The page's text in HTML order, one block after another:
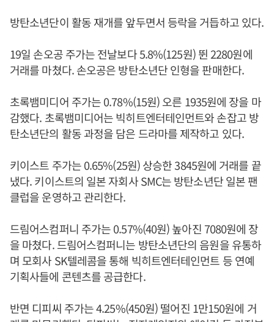
방탄소년단이 활동 재개를 앞두면서 등락을 거듭하고 있다.
19일 손오공 주가는 전날보다 5.8%(125원) 뛴 2280원에
거래를 마쳤다. 손오공은 방탄소년단 인형을 판매한다.
초록뱀미디어 주가는 0.78%(15원) 오른 1935원에 장을 마
감했다. 초록뱀미디어는 빅히트엔터테인먼트와 손잡고 방
탄소년단의 활동 과정을 담은 드라마를 제작하고 있다.
키이스트 주가는 0.65%(25원) 상승한 3845원에 거래를 끝
냈다. 키이스트의 일본 자회사 SMC는 방탄소년단 일본 팬
클럽을 운영하고 관리한다.
드림어스컴퍼니 주가는 0.57%(40원) 높아진 7080원에 장
을 마쳤다. 드림어스컴퍼니는 방탄소년단의 음원을 유통하
며 모회사 SK텔레콤을 통해 빅히트엔터테인먼트 등 연예
기획사들에 콘텐츠를 공급한다.
반면 디피씨 주가는 4.25%(450원) 떨어진 1만150원에 거